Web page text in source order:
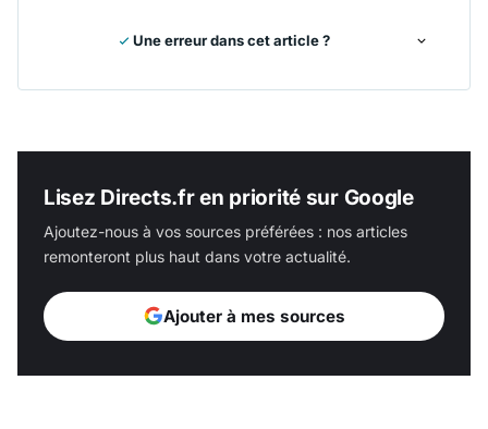
Une erreur dans cet article ?
Lisez Directs.fr en priorité sur Google
Ajoutez-nous à vos sources préférées : nos articles
remonteront plus haut dans votre actualité.
Ajouter à mes sources